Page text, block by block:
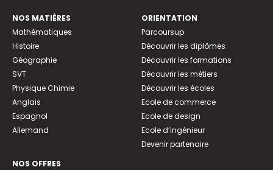
NOS MATIÈRES
Mathématiques
Histoire
Géographie
SVT
Physique Chimie
Anglais
Espagnol
Allemand
NOS OFFRES
ORIENTATION
Parcoursup
Découvrir les diplômes
Découvrir les formations
Découvrir les métiers
Découvrir les écoles
Ecole de commerce
Ecole de design
Ecole d’ingénieur
Devenir partenaire